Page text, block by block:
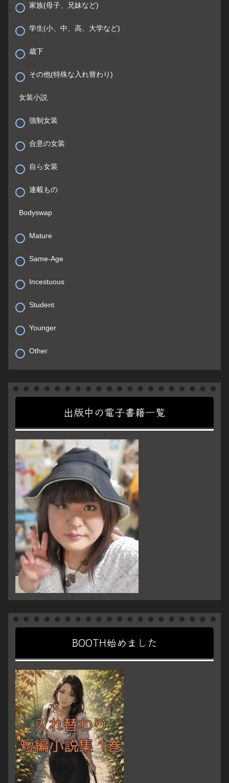
家族(母子、兄妹など)
学生(小、中、高、大学など)
歳下
その他(特殊な入れ替わり)
女装小説
強制女装
合意の女装
自ら女装
連載もの
Bodyswap
Mature
Same-Age
Incestuous
Student
Younger
Other
出版中の電子書籍一覧
BOOTH始めました